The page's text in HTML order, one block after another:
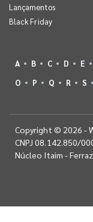
Lançamentos
Black Friday
A B C D E
O
P Q R S
Copyright © 2026 -
CNPJ 08.142.850/
Núcleo Itaim -